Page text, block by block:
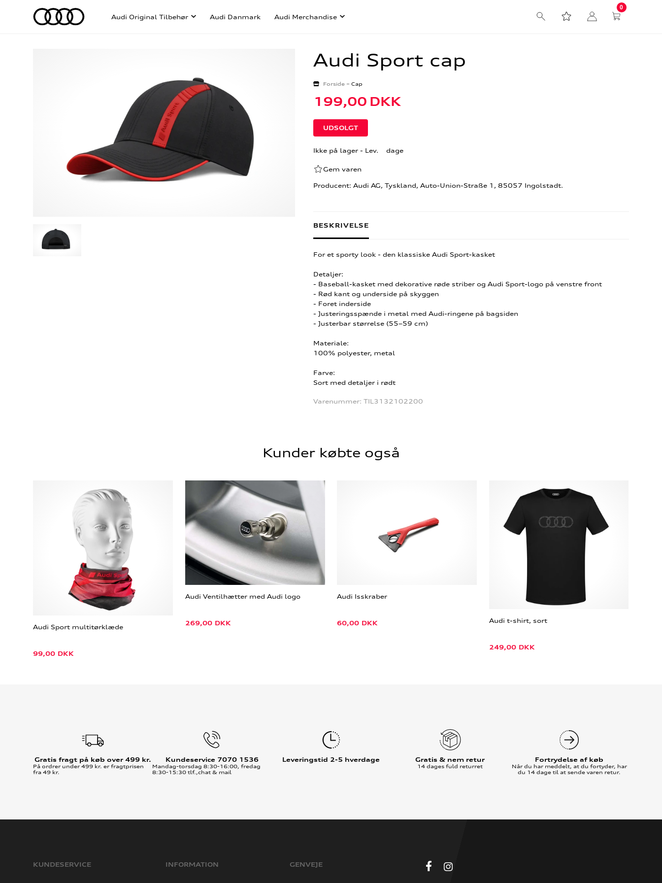
Audi Original Tilbehør Audi Danmark Audi Merchandise
0
Audi Sport cap
Forside» Cap
199,00 DKK
Ikke på lager - Lev. dage
Gem varen
Producent: Audi AG, Tyskland, Auto-Union-Straße 1, 85057 Ingolstadt.
BESKRIVELSE
For et sporty look - den klassiske Audi Sport-kasket
Detaljer:
- Baseball-kasket med dekorative røde striber og Audi Sport-logo på venstre front
- Rød kant og underside på skyggen
- Foret inderside
- Justeringsspænde i metal med Audi-ringene på bagsiden
- Justerbar størrelse (55–59 cm)
Materiale:
100% polyester, metal
Farve:
Sort med detaljer i rødt
Varenummer: TIL3132102200
Kunder købte også
Audi Sport multitørklæde
99,00 DKK
Audi Ventilhætter med Audi logo
269,00 DKK
Audi Isskraber
60,00 DKK Audi t-shirt, sort
249,00 DKK
Gratis fragt på køb over 499 kr.
På ordrer under 499 kr. er fragtprisen
fra 49 kr.
Kundeservice 7070 1536
Mandag-torsdag 8:30-16:00, fredag
8:30-15:30 tlf.,chat & mail
Leveringstid 2-5 hverdage Gratis & nem retur
14 dages fuld returret
Fortrydelse af køb
Når du har meddelt, at du fortyder, har
du 14 dage til at sende varen retur.
KUNDESERVICE INFORMATION GENVEJE